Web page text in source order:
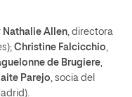
Nathalie Allen, directora
Christine Falcicchio,
de Brugiere,
Parejo, socia del